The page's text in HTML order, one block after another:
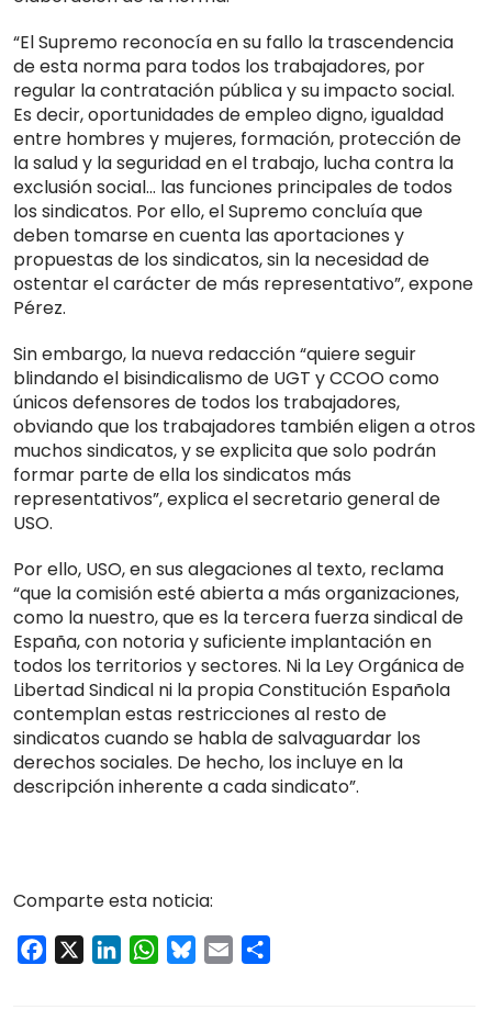
“El Supremo reconocía en su fallo la trascendencia
de esta norma para todos los trabajadores, por
regular la contratación pública y su impacto social.
Es decir, oportunidades de empleo digno, igualdad
entre hombres y mujeres, formación, protección de
la salud y la seguridad en el trabajo, lucha contra la
exclusión social… las funciones principales de todos
los sindicatos. Por ello, el Supremo concluía que
deben tomarse en cuenta las aportaciones y
propuestas de los sindicatos, sin la necesidad de
ostentar el carácter de más representativo”, expone
Pérez.
Sin embargo, la nueva redacción “quiere seguir
blindando el bisindicalismo de UGT y CCOO como
únicos defensores de todos los trabajadores,
obviando que los trabajadores también eligen a otros
muchos sindicatos, y se explicita que solo podrán
formar parte de ella los sindicatos más
representativos”, explica el secretario general de
USO.
Por ello, USO, en sus alegaciones al texto, reclama
“que la comisión esté abierta a más organizaciones,
como la nuestro, que es la tercera fuerza sindical de
España, con notoria y suficiente implantación en
todos los territorios y sectores. Ni la Ley Orgánica de
Libertad Sindical ni la propia Constitución Española
contemplan estas restricciones al resto de
sindicatos cuando se habla de salvaguardar los
derechos sociales. De hecho, los incluye en la
descripción inherente a cada sindicato”.
Comparte esta noticia:
Facebook LinkedInWhatsApp
Bluesky
Email